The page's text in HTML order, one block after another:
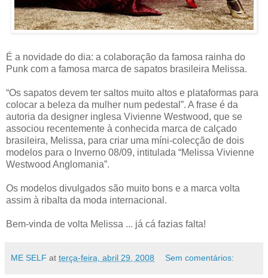
É a novidade do dia: a colaboração da famosa rainha do
Punk com a famosa marca de sapatos brasileira Melissa.
“Os sapatos devem ter saltos muito altos e plataformas para
colocar a beleza da mulher num pedestal”. A frase é da
autoria da designer inglesa Vivienne Westwood, que se
associou recentemente à conhecida marca de calçado
brasileira, Melissa, para criar uma míni-colecção de dois
modelos para o Inverno 08/09, intitulada “Melissa Vivienne
Westwood Anglomania”.
Os modelos divulgados são muito bons e a marca volta
assim à ribalta da moda internacional.
Bem-vinda de volta Melissa ... já cá fazias falta!
ME SELF at terça-feira, abril 29, 2008 Sem comentários: